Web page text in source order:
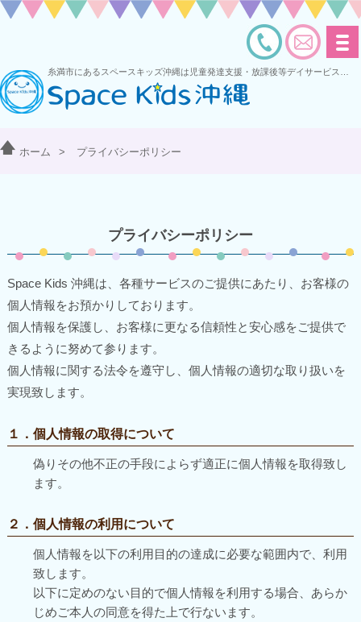
ホーム > プライバシーポリシー
プライバシーポリシー
Space Kids 沖縄は、各種サービスのご提供にあたり、お客様の
個人情報をお預かりしております。
個人情報を保護し、お客様に更なる信頼性と安心感をご提供で
きるように努めて参ります。
個人情報に関する法令を遵守し、個人情報の適切な取り扱いを
実現致します。
１．個人情報の取得について
偽りその他不正の手段によらず適正に個人情報を取得致し
ます。
２．個人情報の利用について
個人情報を以下の利用目的の達成に必要な範囲内で、利用
致します。
以下に定めのない目的で個人情報を利用する場合、あらか
じめご本人の同意を得た上で行ないます。